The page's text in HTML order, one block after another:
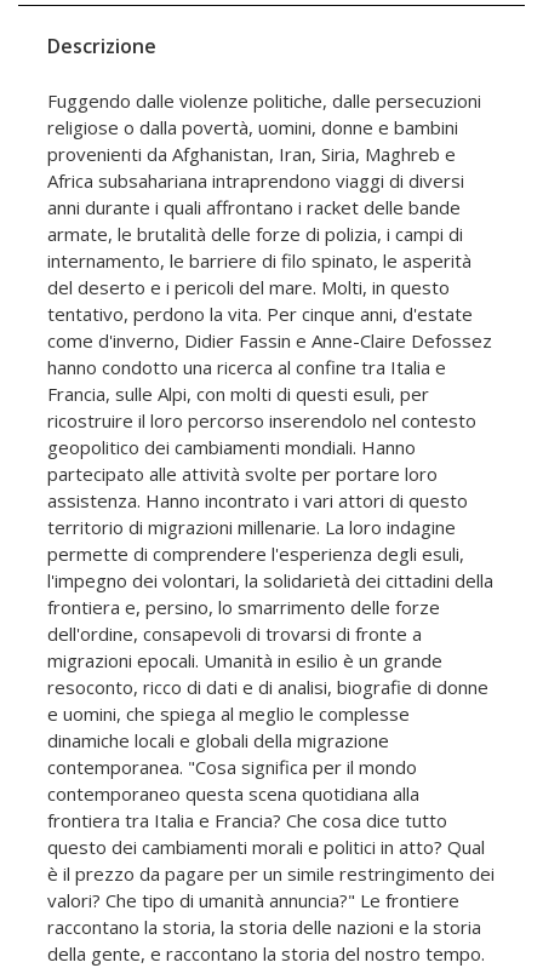
Descrizione
Fuggendo dalle violenze politiche, dalle persecuzioni
religiose o dalla povertà, uomini, donne e bambini
provenienti da Afghanistan, Iran, Siria, Maghreb e
Africa subsahariana intraprendono viaggi di diversi
anni durante i quali affrontano i racket delle bande
armate, le brutalità delle forze di polizia, i campi di
internamento, le barriere di filo spinato, le asperità
del deserto e i pericoli del mare. Molti, in questo
tentativo, perdono la vita. Per cinque anni, d'estate
come d'inverno, Didier Fassin e Anne-Claire Defossez
hanno condotto una ricerca al confine tra Italia e
Francia, sulle Alpi, con molti di questi esuli, per
ricostruire il loro percorso inserendolo nel contesto
geopolitico dei cambiamenti mondiali. Hanno
partecipato alle attività svolte per portare loro
assistenza. Hanno incontrato i vari attori di questo
territorio di migrazioni millenarie. La loro indagine
permette di comprendere l'esperienza degli esuli,
l'impegno dei volontari, la solidarietà dei cittadini della
frontiera e, persino, lo smarrimento delle forze
dell'ordine, consapevoli di trovarsi di fronte a
migrazioni epocali. Umanità in esilio è un grande
resoconto, ricco di dati e di analisi, biografie di donne
e uomini, che spiega al meglio le complesse
dinamiche locali e globali della migrazione
contemporanea. "Cosa significa per il mondo
contemporaneo questa scena quotidiana alla
frontiera tra Italia e Francia? Che cosa dice tutto
questo dei cambiamenti morali e politici in atto? Qual
è il prezzo da pagare per un simile restringimento dei
valori? Che tipo di umanità annuncia?" Le frontiere
raccontano la storia, la storia delle nazioni e la storia
della gente, e raccontano la storia del nostro tempo.